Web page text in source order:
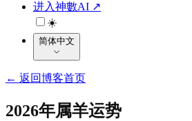
进入神數AI ↗
☀️
简体中文
← 返回博客首页
2026年属羊运势